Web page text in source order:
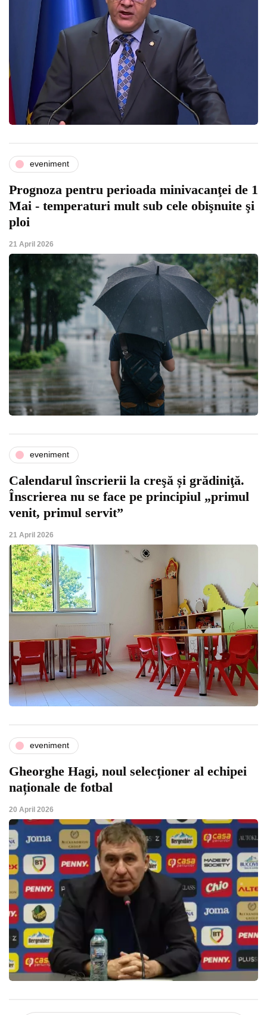
eveniment
Prognoza pentru perioada minivacanţei de 1
Mai - temperaturi mult sub cele obişnuite şi
ploi
21 April 2026
eveniment
Calendarul înscrierii la creşă și grădiniţă.
Înscrierea nu se face pe principiul „primul
venit, primul servit”
21 April 2026
eveniment
Gheorghe Hagi, noul selecționer al echipei
naționale de fotbal
20 April 2026